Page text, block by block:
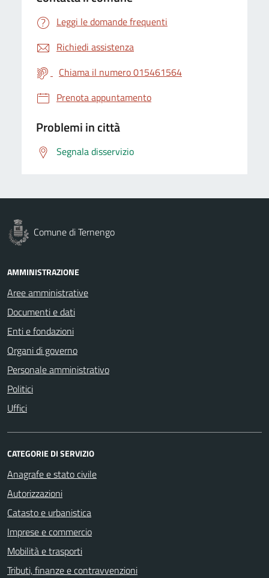
Leggi le domande frequenti
Richiedi assistenza
Chiama il numero 015461564
Prenota appuntamento
Problemi in città
Segnala disservizio
Comune di Ternengo
AMMINISTRAZIONE
Aree amministrative
Documenti e dati
Enti e fondazioni
Organi di governo
Personale amministrativo
Politici
Uffici
CATEGORIE DI SERVIZIO
Anagrafe e stato civile
Autorizzazioni
Catasto e urbanistica
Imprese e commercio
Mobilità e trasporti
Tributi, finanze e contravvenzioni